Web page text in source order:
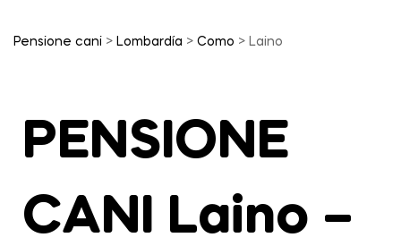
Pensione cani > Lombardía > Como > Laino
PENSIONE
CANI Laino –